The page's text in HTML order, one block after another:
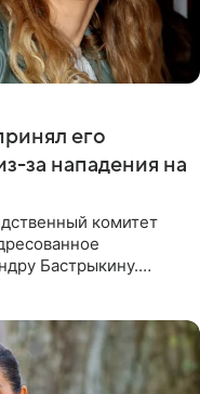
его
за нападения на
комитет
Бастрыкину.